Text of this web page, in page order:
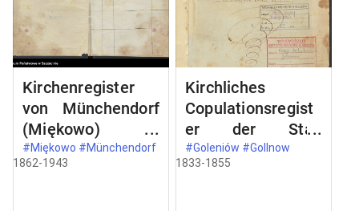
Kirchenregister
von Münchendorf
(Miękowo)
angefangen 1862.
#Miękowo #Münchendorf
1862-1943
Kirchliches
Copulationsregist
er der Stad
Gollnow der St.
Katharinen-
#Goleniów #Gollnow
1833-1855